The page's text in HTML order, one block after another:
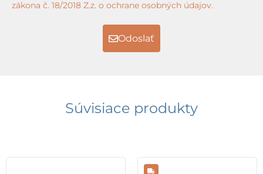
zákona č. 18/2018 Z.z. o ochrane osobných údajov.
Odoslať
Súvisiace produkty